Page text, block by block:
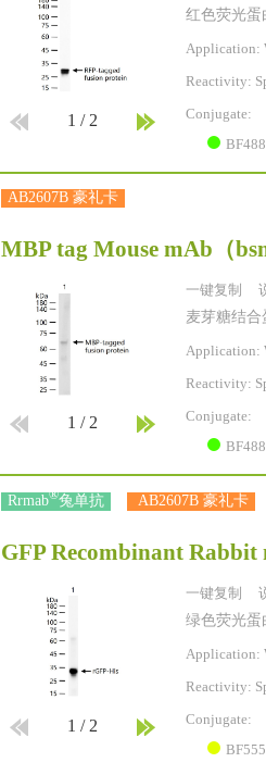
1 /2
红色荧光蛋
Application:
Reactivity:
Conjugate:
BF488
AB2607B 豪礼卡
MBP tag Mouse mAb （
1 /2
一键复制
麦芽糖结合
Application:
Reactivity:
Conjugate:
BF488
Rrmab®兔单抗 AB2607B 豪礼卡
GFP Recombinant Rabbit
1 /2
一键复制
绿色荧光蛋
Application:
Reactivity:
Conjugate:
BF555